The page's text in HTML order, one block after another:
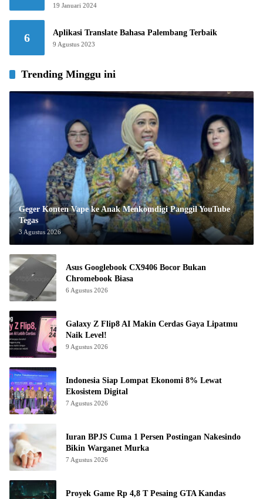
19 Januari 2024
6 Aplikasi Translate Bahasa Palembang Terbaik
9 Agustus 2023
Trending Minggu ini
Geger Konten Vape ke Anak Menkomdigi Panggil YouTube
Tegas
3 Agustus 2026
Asus Googlebook CX9406 Bocor Bukan
Chromebook Biasa
6 Agustus 2026
Galaxy Z Flip8 AI Makin Cerdas Gaya Lipatmu
Naik Level!
9 Agustus 2026
Indonesia Siap Lompat Ekonomi 8% Lewat
Ekosistem Digital
7 Agustus 2026
Iuran BPJS Cuma 1 Persen Postingan Nakesindo
Bikin Warganet Murka
7 Agustus 2026
Proyek Game Rp 4,8 T Pesaing GTA Kandas